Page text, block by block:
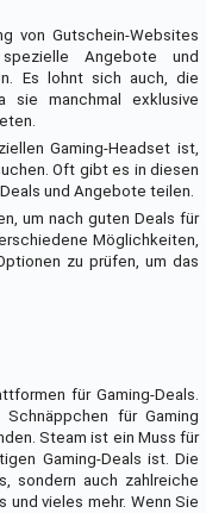
von Gutschein-Websites
Angebote und
Es lohnt sich auch, die
sie manchmal exklusive
Gaming-Headset ist,
Oft gibt es in diesen
und Angebote teilen.
um nach guten Deals für
Möglichkeiten,
zu prüfen, um das
für Gaming-Deals.
für Gaming
Steam ist ein Muss für
Gaming-Deals ist. Die
sondern auch zahlreiche
und vieles mehr. Wenn Sie